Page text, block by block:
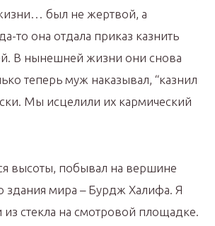
был не жертвой, а
то она отдала приказ казнить
В нынешней жизни они снова
теперь муж наказывал, “казнил
Мы исцелили их кармический
высоты, побывал на вершине
здания мира – Бурдж Халифа. Я
из стекла на смотровой площадке.